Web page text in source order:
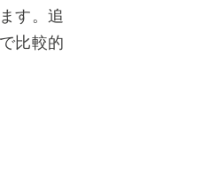
す。追
比較的